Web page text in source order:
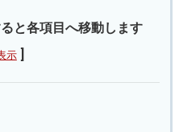
と各項目へ移動します
示 ]